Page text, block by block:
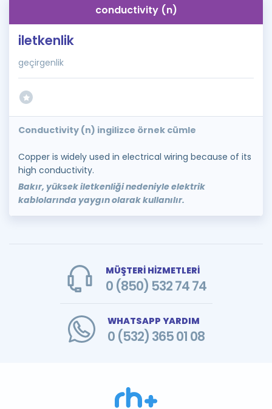
İngilizce Gramerconductivity (n)
iletkenlik
geçirgenlik
Conductivity (n) ingilizce örnek cümle
Copper is widely used in electrical wiring because of its
high conductivity.
Bakır, yüksek iletkenliği nedeniyle elektrik
kablolarında yaygın olarak kullanılır.
MÜŞTERİ HİZMETLERİ
0 (850) 532 74 74
WHATSAPP YARDIM
0 (532) 365 01 08